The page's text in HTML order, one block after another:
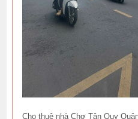
Cho thuê nhà Chợ Tân Quy